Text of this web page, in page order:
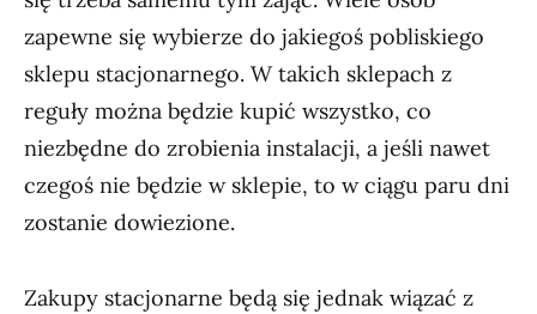
zapewne się wybierze do jakiegoś pobliskiego
sklepu stacjonarnego. W takich sklepach z
reguły można będzie kupić wszystko, co
niezbędne do zrobienia instalacji, a jeśli nawet
czegoś nie będzie w sklepie, to w ciągu paru dni
zostanie dowiezione.
Zakupy stacjonarne będą się jednak wiązać z